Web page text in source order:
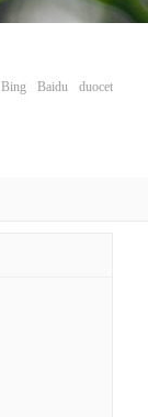
Bing Baidu duocet